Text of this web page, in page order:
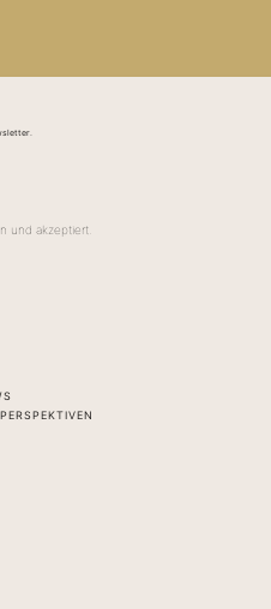
und akzeptiert.